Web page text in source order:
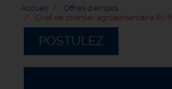
Accueil
Offres d'emploi
Chef de chantier agroalimentaire (h/f)
POSTULEZ